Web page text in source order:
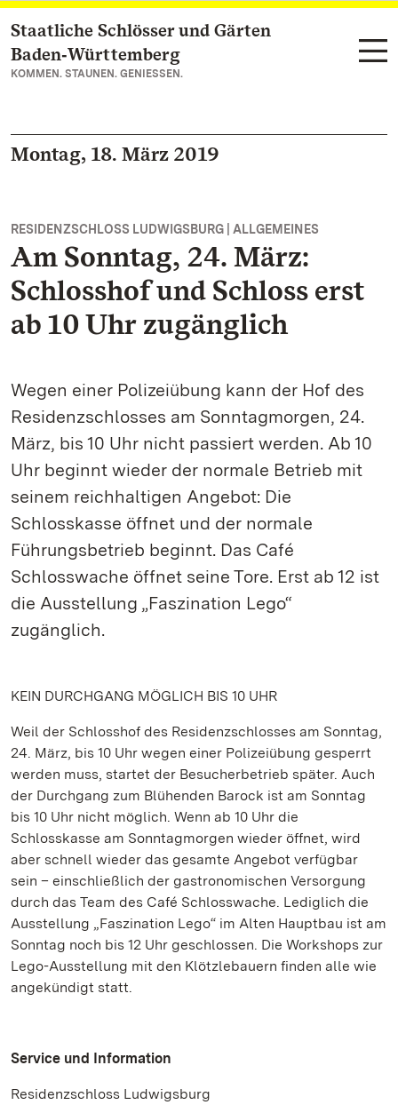
Zum Hauptinhalt springen
Staatliche Schlösser und Gärten
Baden‑Württemberg
KOMMEN. STAUNEN. GENIESSEN.
Montag, 18. März 2019
RESIDENZSCHLOSS LUDWIGSBURG | ALLGEMEINES
Am Sonntag, 24. März:
Schlosshof und Schloss erst
ab 10 Uhr zugänglich
Wegen einer Polizeiübung kann der Hof des
Residenzschlosses am Sonntagmorgen, 24.
März, bis 10 Uhr nicht passiert werden. Ab 10
Uhr beginnt wieder der normale Betrieb mit
seinem reichhaltigen Angebot: Die
Schlosskasse öffnet und der normale
Führungsbetrieb beginnt. Das Café
Schlosswache öffnet seine Tore. Erst ab 12 ist
die Ausstellung „Faszination Lego“
zugänglich.
KEIN DURCHGANG MÖGLICH BIS 10 UHR
Weil der Schlosshof des Residenzschlosses am Sonntag,
24. März, bis 10 Uhr wegen einer Polizeiübung gesperrt
werden muss, startet der Besucherbetrieb später. Auch
der Durchgang zum Blühenden Barock ist am Sonntag
bis 10 Uhr nicht möglich. Wenn ab 10 Uhr die
Schlosskasse am Sonntagmorgen wieder öffnet, wird
aber schnell wieder das gesamte Angebot verfügbar
sein – einschließlich der gastronomischen Versorgung
durch das Team des Café Schlosswache. Lediglich die
Ausstellung „Faszination Lego“ im Alten Hauptbau ist am
Sonntag noch bis 12 Uhr geschlossen. Die Workshops zur
Lego-Ausstellung mit den Klötzlebauern finden alle wie
angekündigt statt.
Service und Information
Residenzschloss Ludwigsburg